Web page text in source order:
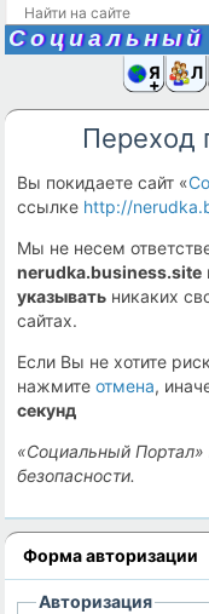
Я и
Переход
Вы покидаете сайт «
ссылке http://
Мы не несем
nerudka.business.site
указывать никаких
сайтах.
Если Вы не хотите
нажмитеотмена,
секунд
«Социальный Портал»
безопасности.
Форма авторизации
Авторизация